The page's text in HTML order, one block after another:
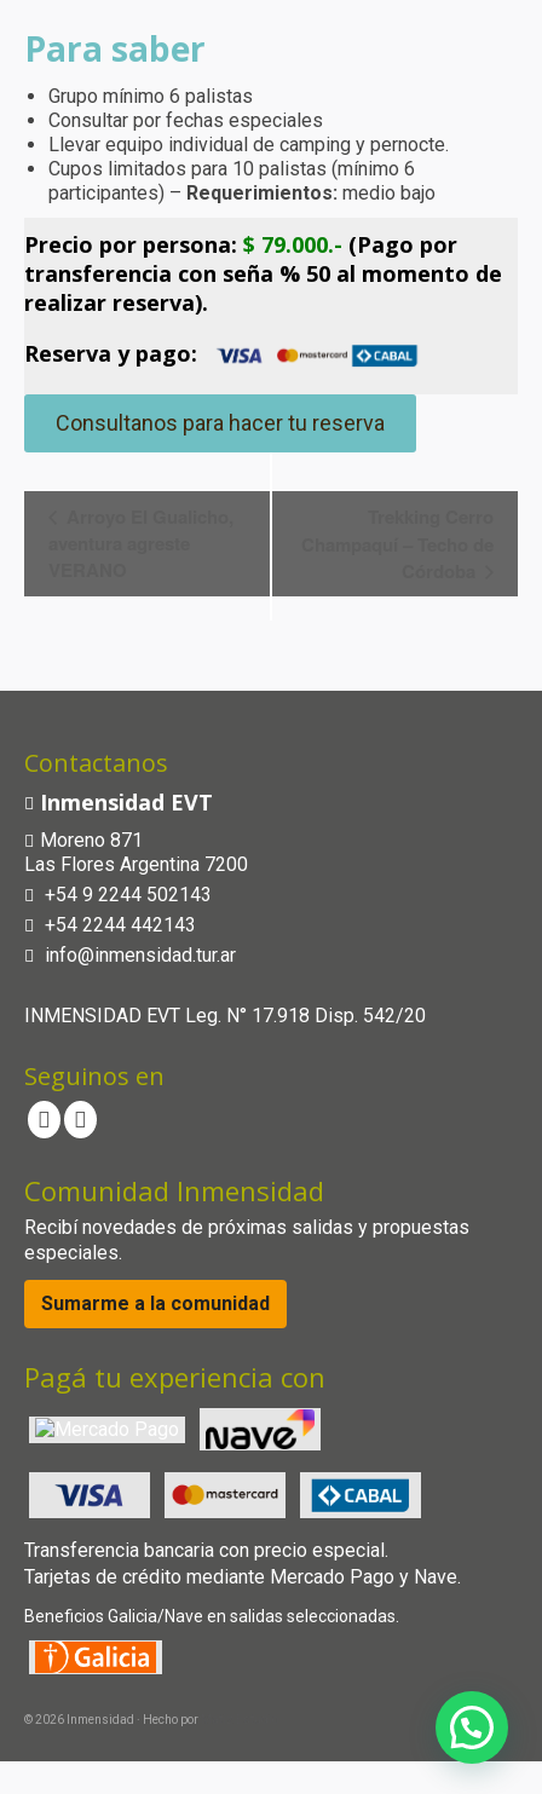
Para saber
Grupo mínimo 6 palistas
Consultar por fechas especiales
Llevar equipo individual de camping y pernocte.
Cupos limitados para 10 palistas (mínimo 6
participantes) – Requerimientos: medio bajo
Precio por persona: $ 79.000.- (Pago por
transferencia con seña % 50 al momento de
realizar reserva).
Reserva y pago:
Consultanos para hacer tu reserva
Evento
Contactanos
Inmensidad EVT
Moreno 871
Las Flores Argentina 7200
+54 9 2244 502143
+54 2244 442143
info@inmensidad.tur.ar
INMENSIDAD EVT Leg. N° 17.918 Disp. 542/20
Seguinos en
Comunidad Inmensidad
Recibí novedades de próximas salidas y propuestas
especiales.
Sumarme a la comunidad
Pagá tu experiencia con
Transferencia bancaria con precio especial.
Tarjetas de crédito mediante Mercado Pago y Nave.
Beneficios Galicia/Nave en salidas seleccionadas.
© 2026 Inmensidad · Hecho por